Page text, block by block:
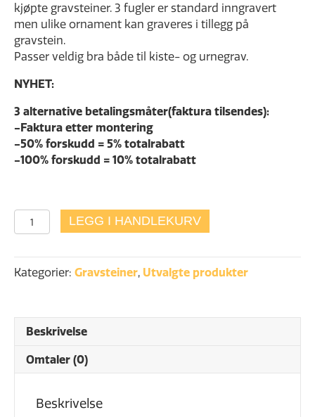
kjøpte gravsteiner. 3 fugler er standard inngravert
men ulike ornament kan graveres i tillegg på
gravstein.
Passer veldig bra både til kiste- og urnegrav.
NYHET:
3 alternative betalingsmåter(faktura tilsendes):
-Faktura etter montering
-50% forskudd = 5% totalrabatt
-100% forskudd = 10% totalrabatt
Montes
lys
antall
LEGG I HANDLEKURV
Kategorier: Gravsteiner, Utvalgte produkter
Beskrivelse
Omtaler (0)
Beskrivelse